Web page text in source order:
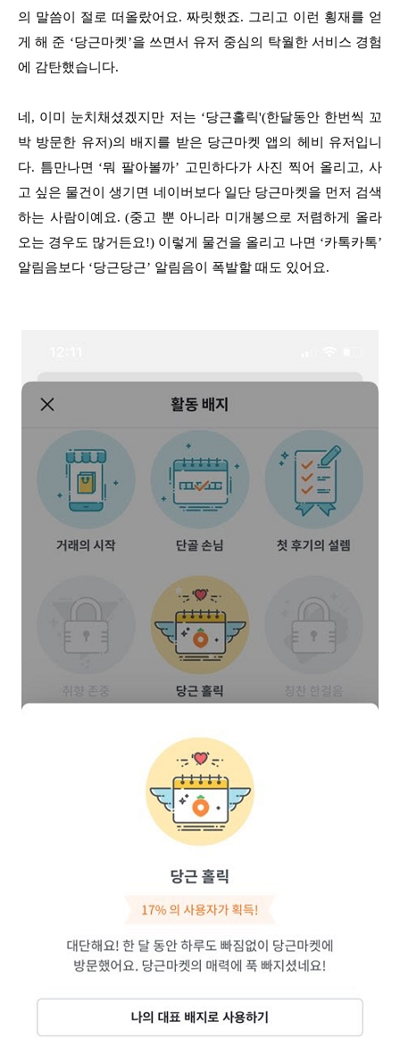
의 말씀이 절로 떠올랐어요. 짜릿했죠. 그리고 이런 횡재를 얻
게 해 준 ‘당근마켓’을 쓰면서 유저 중심의 탁월한 서비스 경험
에 감탄했습니다.
네, 이미 눈치채셨겠지만 저는 ‘당근홀릭'(한달동안 한번씩 꼬
박 방문한 유저)의 배지를 받은 당근마켓 앱의 헤비 유저입니
다. 틈만나면 ‘뭐 팔아볼까’ 고민하다가 사진 찍어 올리고, 사
고 싶은 물건이 생기면 네이버보다 일단 당근마켓을 먼저 검색
하는 사람이예요. (중고 뿐 아니라 미개봉으로 저렴하게 올라
오는 경우도 많거든요!) 이렇게 물건을 올리고 나면 ‘카톡카톡’
알림음보다 ‘당근당근’ 알림음이 폭발할 때도 있어요.